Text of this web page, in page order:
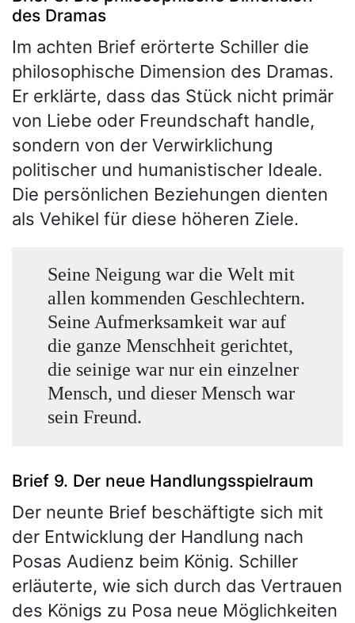
des Dramas
Im achten Brief erörterte Schiller die
philosophische Dimension des Dramas.
Er erklärte, dass das Stück nicht primär
von Liebe oder Freundschaft handle,
sondern von der Verwirklichung
politischer und humanistischer Ideale.
Die persönlichen Beziehungen dienten
als Vehikel für diese höheren Ziele.
Seine Neigung war die Welt mit
allen kommenden Geschlechtern.
Seine Aufmerksamkeit war auf
die ganze Menschheit gerichtet,
die seinige war nur ein einzelner
Mensch, und dieser Mensch war
sein Freund.
Brief 9. Der neue Handlungsspielraum
Der neunte Brief beschäftigte sich mit
der Entwicklung der Handlung nach
Posas Audienz beim König. Schiller
erläuterte, wie sich durch das Vertrauen
des Königs zu Posa neue Möglichkeiten